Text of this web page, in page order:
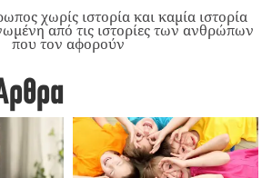
χωρίς ιστορία και καμία ιστορία
από τις ιστορίες των ανθρώπων
που τον αφορούν